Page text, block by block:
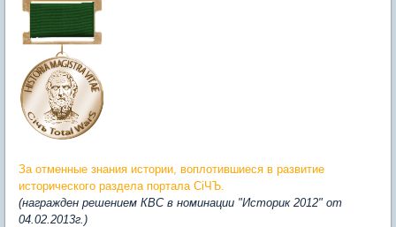
За отменные знания истории, воплотившиеся в развитие
исторического раздела портала СiЧЪ.
(награжден решением КВС в номинации "Историк 2012" от
04.02.2013г.)